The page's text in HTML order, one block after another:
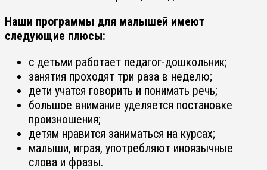
Наши программы для малышей имеют
следующие плюсы:
с детьми работает педагог-дошкольник;
занятия проходят три раза в неделю;
дети учатся говорить и понимать речь;
большое внимание уделяется постановке
произношения;
детям нравится заниматься на курсах;
малыши, играя, употребляют иноязычные
слова и фразы.